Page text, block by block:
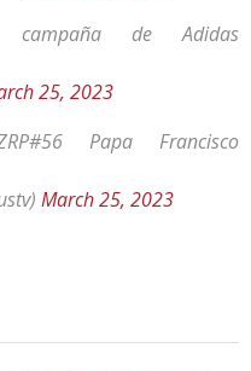
de Adidas
25, 2023
Papa Francisco
March 25, 2023